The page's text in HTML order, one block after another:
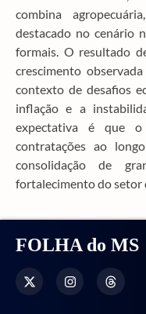
combina
destacado no cenário
formais. O resultado
crescimento
contexto de desafios
inflação e a
expectativa é que
contratações ao
consolidação de
fortalecimento do setor
FOLHA do MS